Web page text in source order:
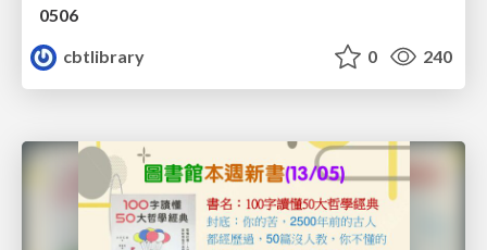
0506
cbtlibrary
0 240